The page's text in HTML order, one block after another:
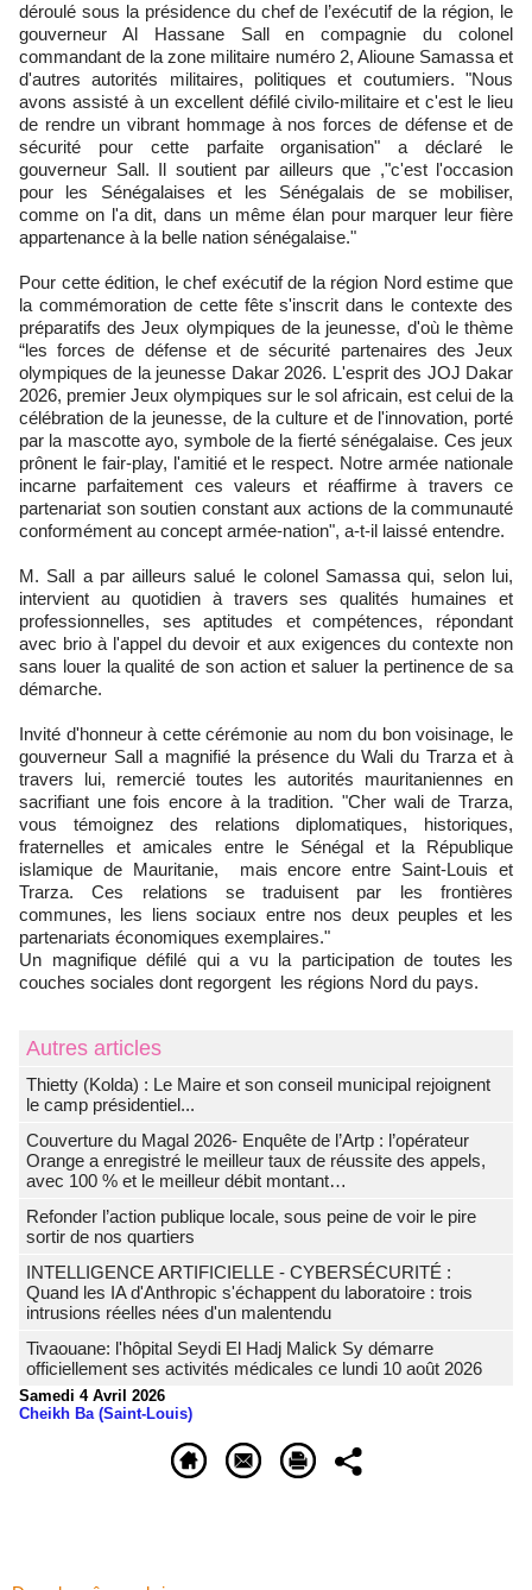
déroulé sous la présidence du chef de l’exécutif de la région, le
gouverneur Al Hassane Sall en compagnie du colonel
commandant de la zone militaire numéro 2, Alioune Samassa et
d'autres autorités militaires, politiques et coutumiers. "Nous
avons assisté à un excellent défilé civilo-militaire et c'est le lieu
de rendre un vibrant hommage à nos forces de défense et de
sécurité pour cette parfaite organisation" a déclaré le
gouverneur Sall. Il soutient par ailleurs que ,"c'est l'occasion
pour les Sénégalaises et les Sénégalais de se mobiliser,
comme on l'a dit, dans un même élan pour marquer leur fière
appartenance à la belle nation sénégalaise."
Pour cette édition, le chef exécutif de la région Nord estime que
la commémoration de cette fête s'inscrit dans le contexte des
préparatifs des Jeux olympiques de la jeunesse, d'où le thème
“les forces de défense et de sécurité partenaires des Jeux
olympiques de la jeunesse Dakar 2026. L'esprit des JOJ Dakar
2026, premier Jeux olympiques sur le sol africain, est celui de la
célébration de la jeunesse, de la culture et de l'innovation, porté
par la mascotte ayo, symbole de la fierté sénégalaise. Ces jeux
prônent le fair-play, l'amitié et le respect. Notre armée nationale
incarne parfaitement ces valeurs et réaffirme à travers ce
partenariat son soutien constant aux actions de la communauté
conformément au concept armée-nation", a-t-il laissé entendre.
M. Sall a par ailleurs salué le colonel Samassa qui, selon lui,
intervient au quotidien à travers ses qualités humaines et
professionnelles, ses aptitudes et compétences, répondant
avec brio à l'appel du devoir et aux exigences du contexte non
sans louer la qualité de son action et saluer la pertinence de sa
démarche.
Invité d'honneur à cette cérémonie au nom du bon voisinage, le
gouverneur Sall a magnifié la présence du Wali du Trarza et à
travers lui, remercié toutes les autorités mauritaniennes en
sacrifiant une fois encore à la tradition. "Cher wali de Trarza,
vous témoignez des relations diplomatiques, historiques,
fraternelles et amicales entre le Sénégal et la République
islamique de Mauritanie, mais encore entre Saint-Louis et
Trarza. Ces relations se traduisent par les frontières
communes, les liens sociaux entre nos deux peuples et les
partenariats économiques exemplaires."
Un magnifique défilé qui a vu la participation de toutes les
couches sociales dont regorgent les régions Nord du pays.
Autres articles
‎Thietty (Kolda) : Le Maire et son conseil municipal rejoignent
le camp présidentiel...
Couverture du Magal 2026- Enquête de l’Artp : l’opérateur
Orange a enregistré le meilleur taux de réussite des appels,
avec 100 % et le meilleur débit montant…
Refonder l’action publique locale, sous peine de voir le pire
sortir de nos quartiers
INTELLIGENCE ARTIFICIELLE - CYBERSÉCURITÉ :
Quand les IA d'Anthropic s'échappent du laboratoire : trois
intrusions réelles nées d'un malentendu
Tivaouane: l'hôpital Seydi El Hadj Malick Sy démarre
officiellement ses activités médicales ce lundi 10 août 2026
Samedi 4 Avril 2026
Cheikh Ba (Saint-Louis)